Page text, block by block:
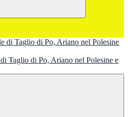
di Taglio di Po, Ariano nel Polesine e